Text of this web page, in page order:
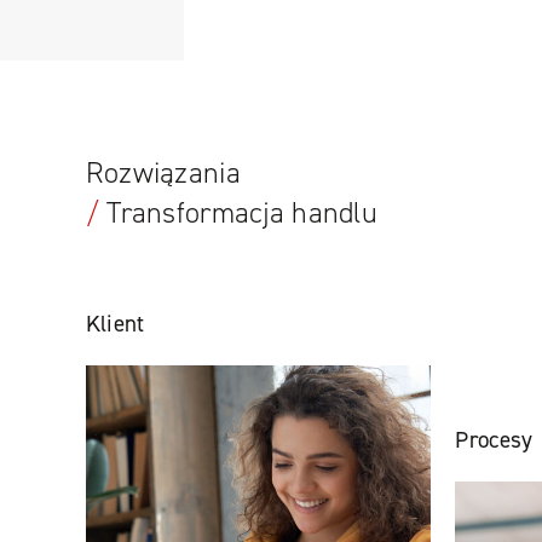
Rozwiązania
/Transformacja handlu
Klient
Procesy